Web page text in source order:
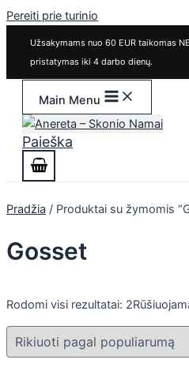
Pereiti prie turinio
Užsakymams nuo 60 EUR taikomas
pristatymas iki 4 darbo dienų.
Main Menu
Paieška
Pradžia / Produktai su žymomis
Gosset
Rodomi visi rezultatai: 2